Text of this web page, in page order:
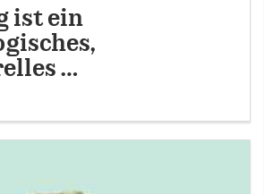
ist ein
…